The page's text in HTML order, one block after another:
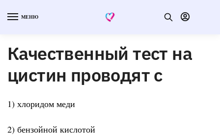
МЕНЮ
Качественный тест на
цистин проводят с
1) хлоридом меди
2) бензойной кислотой